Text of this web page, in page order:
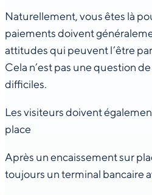
Naturellement, vous êtes là
paiements doivent
attitudes qui peuvent l’être
Cela n’est pas une question
difficiles.
Les visiteurs doivent
place
Après un encaissement sur
toujours un terminal bancaire